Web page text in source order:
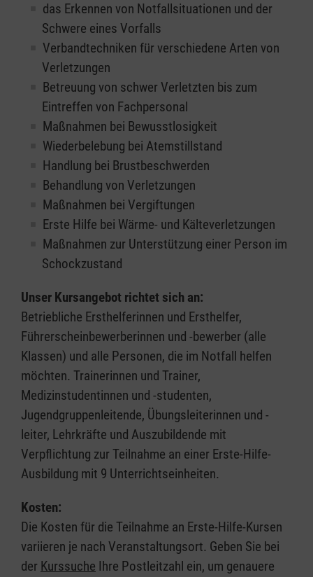
das Erkennen von Notfallsituationen und der
Schwere eines Vorfalls
Verbandtechniken für verschiedene Arten von
Verletzungen
Betreuung von schwer Verletzten bis zum
Eintreffen von Fachpersonal
Maßnahmen bei Bewusstlosigkeit
Wiederbelebung bei Atemstillstand
Handlung bei Brustbeschwerden
Behandlung von Verletzungen
Maßnahmen bei Vergiftungen
Erste Hilfe bei Wärme- und Kälteverletzungen
Maßnahmen zur Unterstützung einer Person im
Schockzustand
Unser Kursangebot richtet sich an:
Betriebliche Ersthelferinnen und Ersthelfer,
Führerscheinbewerberinnen und -bewerber (alle
Klassen) und alle Personen, die im Notfall helfen
möchten. Trainerinnen und Trainer,
Medizinstudentinnen und -studenten,
Jugendgruppenleitende, Übungsleiterinnen und -
leiter, Lehrkräfte und Auszubildende mit
Verpflichtung zur Teilnahme an einer Erste-Hilfe-
Ausbildung mit 9 Unterrichtseinheiten.
Kosten:
Die Kosten für die Teilnahme an Erste-Hilfe-Kursen
variieren je nach Veranstaltungsort. Geben Sie bei
der Kurssuche Ihre Postleitzahl ein, um genauere